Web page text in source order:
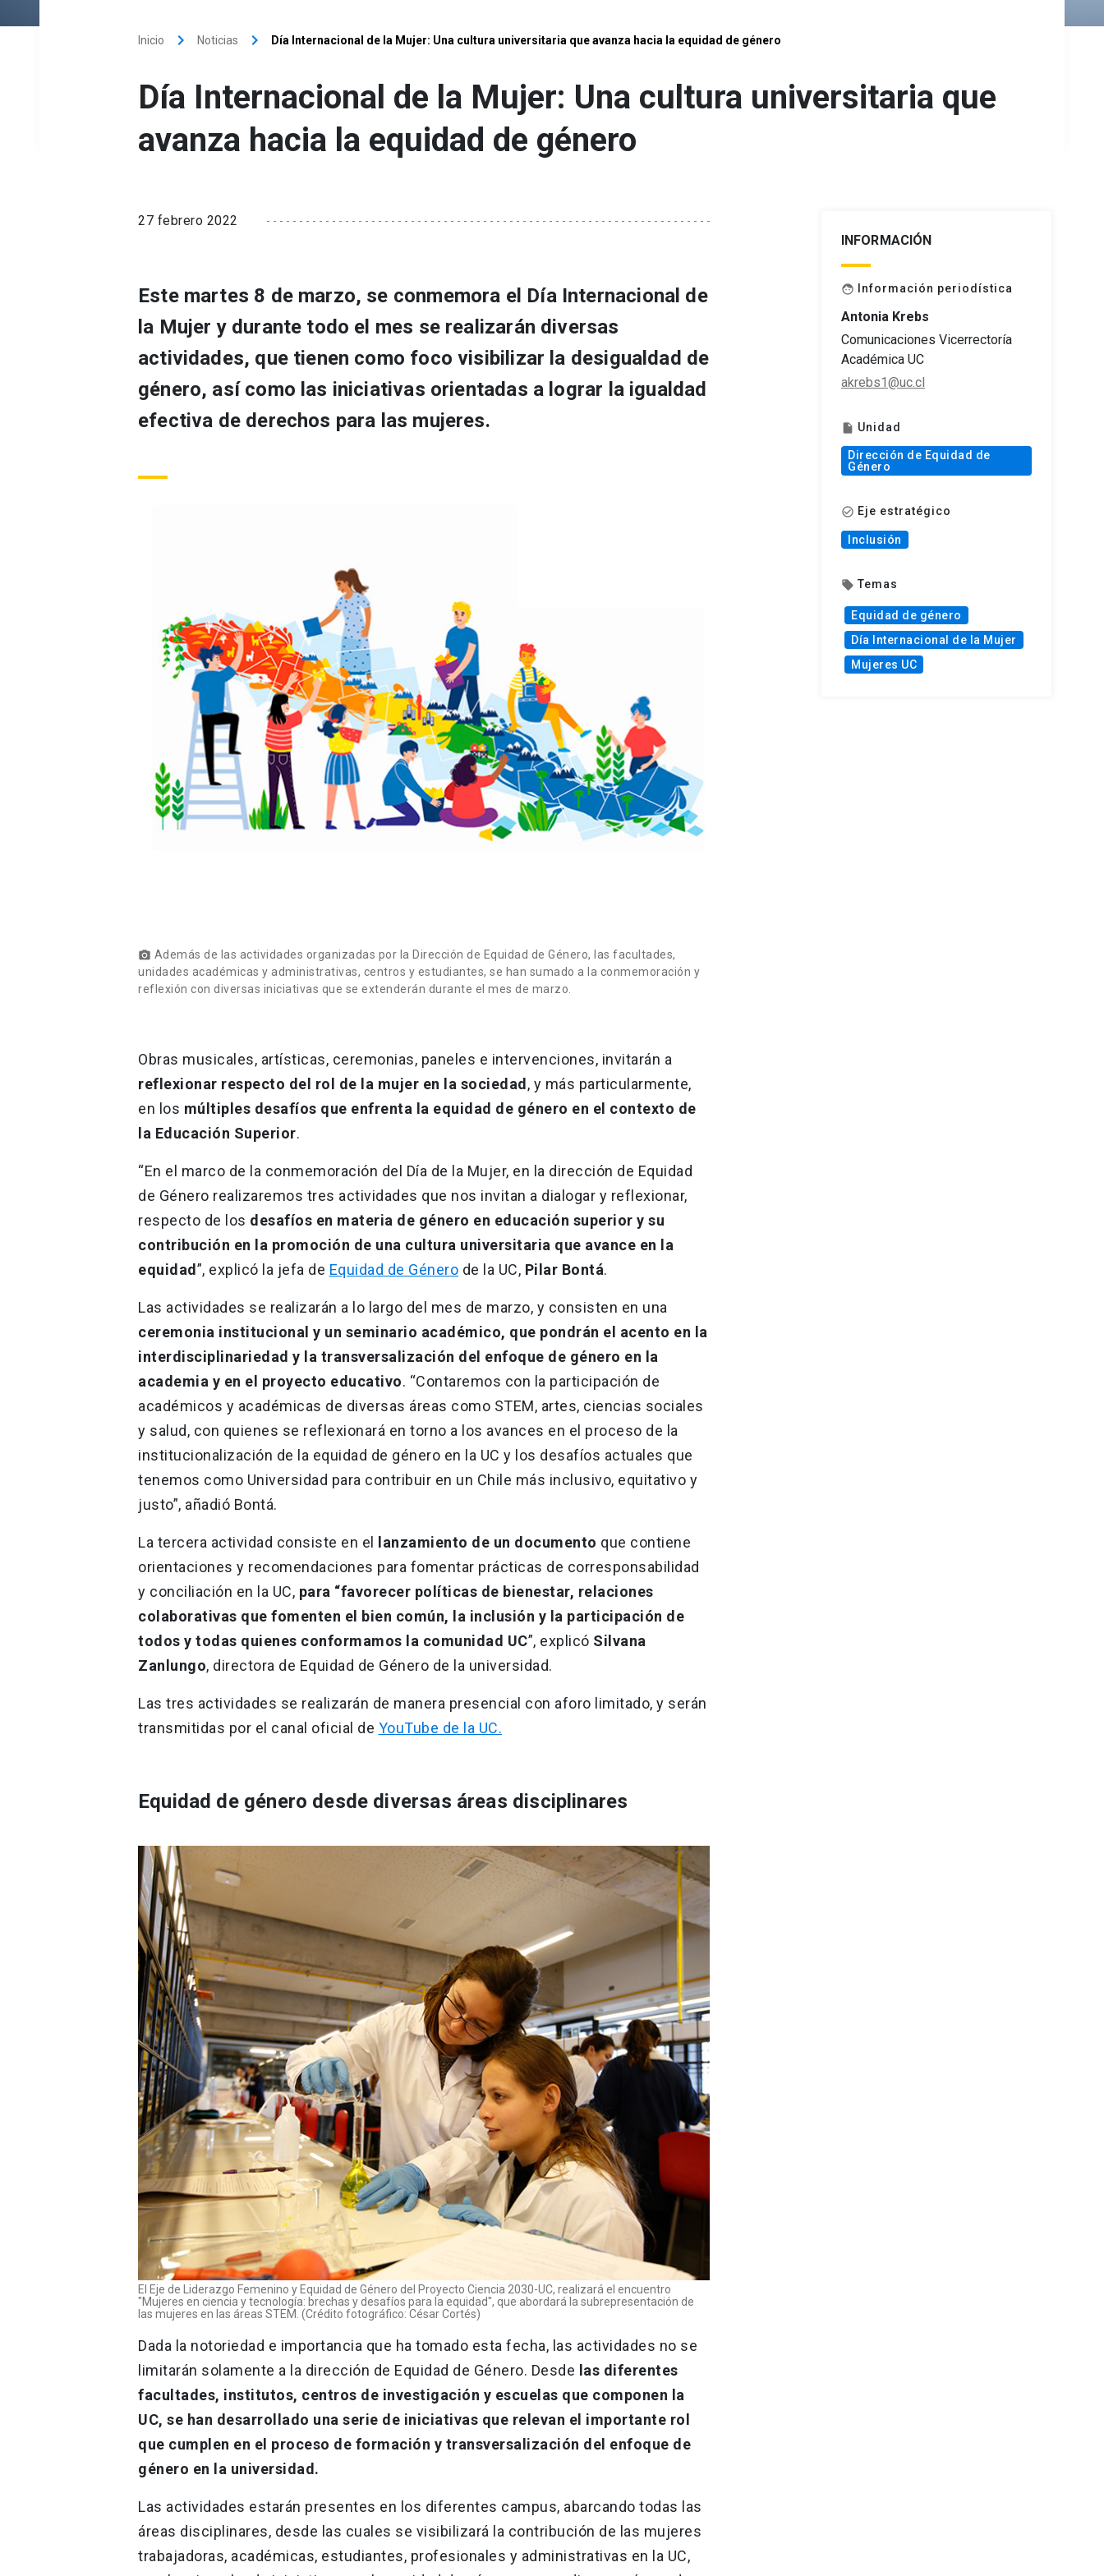
Inicio keyboard_arrow_right Noticias keyboard_arrow_right Día Internacional de la Mujer: Una cultura universitaria que avanza hacia la equidad de género
Día Internacional de la Mujer: Una cultura universitaria que
avanza hacia la equidad de género
27 febrero 2022
Este martes 8 de marzo, se conmemora el Día Internacional de
la Mujer y durante todo el mes se realizarán diversas
actividades, que tienen como foco visibilizar la desigualdad de
género, así como las iniciativas orientadas a lograr la igualdad
efectiva de derechos para las mujeres.
photo_camera Además de las actividades organizadas por la Dirección de Equidad de Género, las facultades,
unidades académicas y administrativas, centros y estudiantes, se han sumado a la conmemoración y
reflexión con diversas iniciativas que se extenderán durante el mes de marzo.
Obras musicales, artísticas, ceremonias, paneles e intervenciones, invitarán a
reflexionar respecto del rol de la mujer en la sociedad , y más particularmente,
en los múltiples desafíos que enfrenta la equidad de género en el contexto de
la Educación Superior.
“En el marco de la conmemoración del Día de la Mujer, en la dirección de Equidad
de Género realizaremos tres actividades que nos invitan a dialogar y reflexionar,
respecto de los desafíos en materia de género en educación superior y su
contribución en la promoción de una cultura universitaria que avance en la
equidad ”, explicó la jefa de Equidad de Género de la UC, Pilar Bontá.
Las actividades se realizarán a lo largo del mes de marzo, y consisten en una
ceremonia institucional y un seminario académico, que pondrán el acento en la
interdisciplinariedad y la transversalización del enfoque de género en la
academia y en el proyecto educativo. “Contaremos con la participación de
académicos y académicas de diversas áreas como STEM, artes, ciencias sociales
y salud, con quienes se reflexionará en torno a los avances en el proceso de la
institucionalización de la equidad de género en la UC y los desafíos actuales que
tenemos como Universidad para contribuir en un Chile más inclusivo, equitativo y
justo”, añadió Bontá.
La tercera actividad consiste en el lanzamiento de un documento que contiene
orientaciones y recomendaciones para fomentar prácticas de corresponsabilidad
y conciliación en la UC, para “favorecer políticas de bienestar, relaciones
colaborativas que fomenten el bien común, la inclusión y la participación de
todos y todas quienes conformamos la comunidad UC”, explicó Silvana
Zanlungo, directora de Equidad de Género de la universidad.
Las tres actividades se realizarán de manera presencial con aforo limitado, y serán
transmitidas por el canal oficial de YouTube de la UC.
Equidad de género desde diversas áreas disciplinares
El Eje de Liderazgo Femenino y Equidad de Género del Proyecto Ciencia 2030-UC, realizará el encuentro
"Mujeres en ciencia y tecnología: brechas y desafíos para la equidad", que abordará la subrepresentación de
las mujeres en las áreas STEM. (Crédito fotográfico: César Cortés)
Dada la notoriedad e importancia que ha tomado esta fecha, las actividades no se
limitarán solamente a la dirección de Equidad de Género. Desde las diferentes
facultades, institutos, centros de investigación y escuelas que componen la
UC, se han desarrollado una serie de iniciativas que relevan el importante rol
que cumplen en el proceso de formación y transversalización del enfoque de
género en la universidad.
Las actividades estarán presentes en los diferentes campus, abarcando todas las
áreas disciplinares, desde las cuales se visibilizará la contribución de las mujeres
trabajadoras, académicas, estudiantes, profesionales y administrativas en la UC,
INFORMACIÓN
face Información periodística
Antonia Krebs
Comunicaciones Vicerrectoría
Académica UC
akrebs1@uc.cl
insert_drive_file Unidad
Dirección de Equidad de
Género
check_circle_outline Eje estratégico
Inclusión
local_offer Temas
Equidad de género
Día Internacional de la Mujer
Mujeres UC